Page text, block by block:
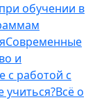
обучении в
Современные
и
с работой с
учиться?Всё о